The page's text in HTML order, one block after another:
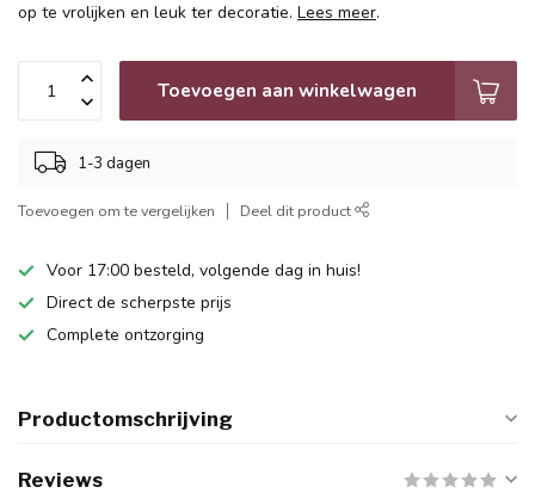
op te vrolijken en leuk ter decoratie. Lees meer.
Toevoegen aan winkelwagen
1-3 dagen
Toevoegen om te vergelijken Deel dit product
Voor 17:00 besteld, volgende dag in huis!
Direct de scherpste prijs
Complete ontzorging
Productomschrijving
Reviews